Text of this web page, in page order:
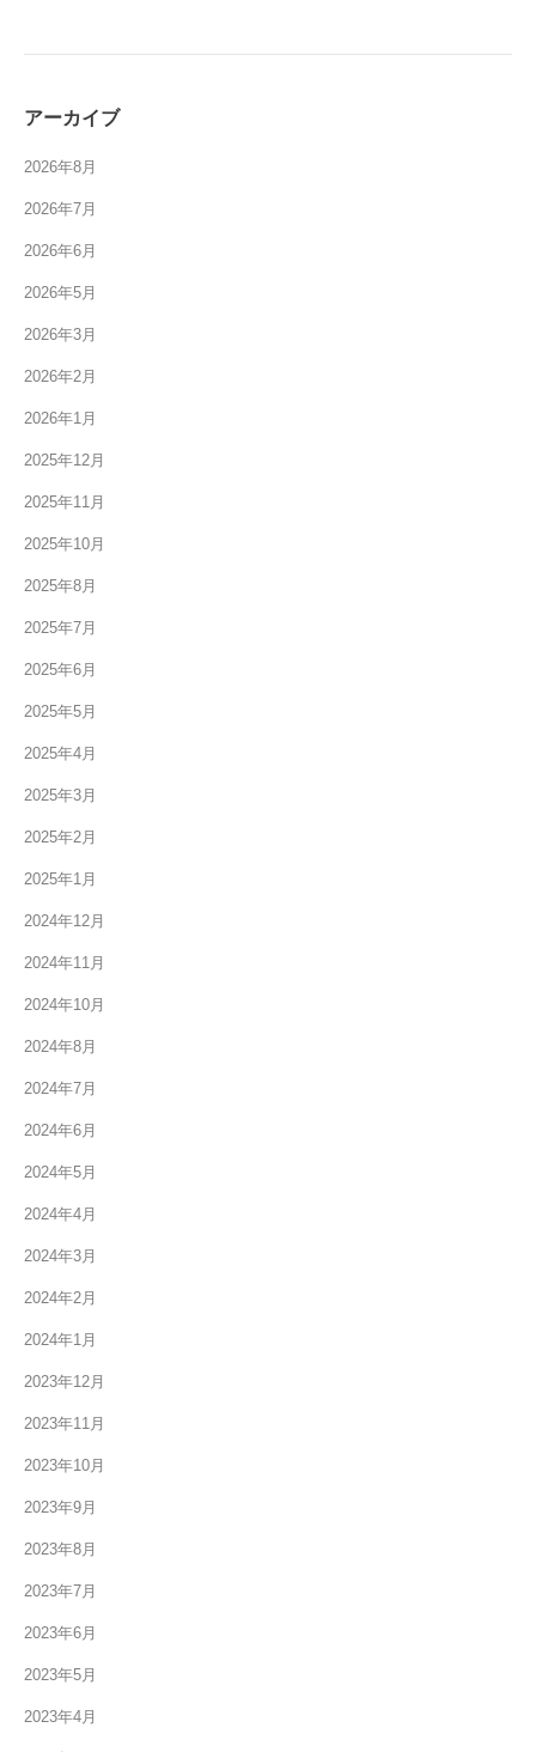
アーカイブ
2026年8月
2026年7月
2026年6月
2026年5月
2026年3月
2026年2月
2026年1月
2025年12月
2025年11月
2025年10月
2025年8月
2025年7月
2025年6月
2025年5月
2025年4月
2025年3月
2025年2月
2025年1月
2024年12月
2024年11月
2024年10月
2024年8月
2024年7月
2024年6月
2024年5月
2024年4月
2024年3月
2024年2月
2024年1月
2023年12月
2023年11月
2023年10月
2023年9月
2023年8月
2023年7月
2023年6月
2023年5月
2023年4月